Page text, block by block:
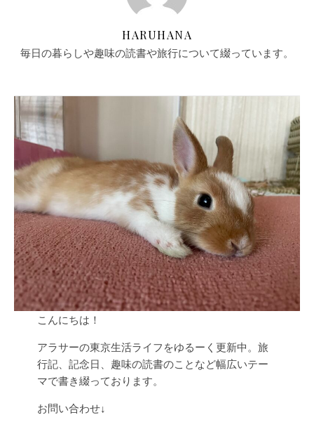
HARUHANA
毎日の暮らしや趣味の読書や旅行について綴っています。
こんにちは！
アラサーの東京生活ライフをゆるーく更新中。旅
行記、記念日、趣味の読書のことなど幅広いテー
マで書き綴っております。
お問い合わせ↓